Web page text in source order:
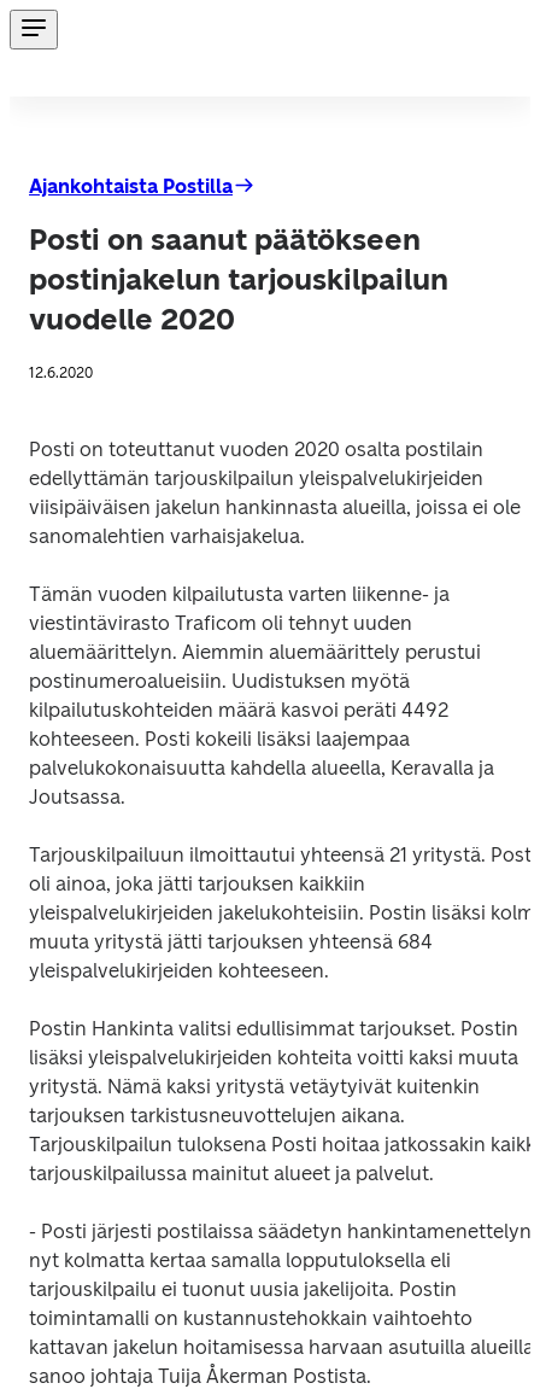
Ajankohtaista Postilla
Posti on saanut päätökseen
postinjakelun tarjouskilpailun
vuodelle 2020
12.6.2020
Posti on toteuttanut vuoden 2020 osalta postilain
edellyttämän tarjouskilpailun yleispalvelukirjeiden
viisipäiväisen jakelun hankinnasta alueilla, joissa ei ole
sanomalehtien varhaisjakelua.
Tämän vuoden kilpailutusta varten liikenne- ja
viestintävirasto Traficom oli tehnyt uuden
aluemäärittelyn. Aiemmin aluemäärittely perustui
postinumeroalueisiin. Uudistuksen myötä
kilpailutuskohteiden määrä kasvoi peräti 4492
kohteeseen. Posti kokeili lisäksi laajempaa
palvelukokonaisuutta kahdella alueella, Keravalla ja
Joutsassa.
Tarjouskilpailuun ilmoittautui yhteensä 21 yritystä. Posti
oli ainoa, joka jätti tarjouksen kaikkiin
yleispalvelukirjeiden jakelukohteisiin. Postin lisäksi
muuta yritystä jätti tarjouksen yhteensä 684
yleispalvelukirjeiden kohteeseen.
Postin Hankinta valitsi edullisimmat tarjoukset. Postin
lisäksi yleispalvelukirjeiden kohteita voitti kaksi muuta
yritystä. Nämä kaksi yritystä vetäytyivät kuitenkin
tarjouksen tarkistusneuvottelujen aikana.
Tarjouskilpailun tuloksena Posti hoitaa jatkossakin kaikki
tarjouskilpailussa mainitut alueet ja palvelut.
- Posti järjesti postilaissa säädetyn hankintamenettelyn
nyt kolmatta kertaa samalla lopputuloksella eli
tarjouskilpailu ei tuonut uusia jakelijoita. Postin
toimintamalli on kustannustehokkain vaihtoehto
kattavan jakelun hoitamisessa harvaan asutuilla alueilla,
sanoo johtaja Tuija Åkerman Postista.